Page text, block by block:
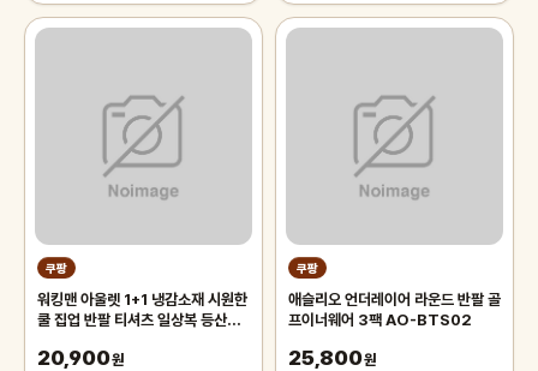
쿠팡
워킹맨 아울렛 1+1 냉감소재 시원한
쿨 집업 반팔 티셔츠 일상복 등산복
20,900원
쿠팡
애슬리오 언더레이어 라운드 반팔 골
프이너웨어 3팩 AO-BTS02
25,800원